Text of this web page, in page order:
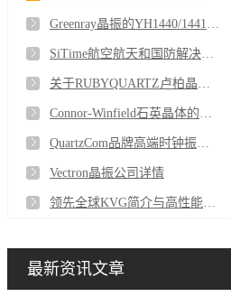
Greenray晶振的YH1440/1441系列OCXO有着举足轻重的作用
SiTime航空航天和国防解决方案SiT1576AI-J1-25-0512.288000Q
关于RUBYQUARTZ卢柏晶振公司介绍
Connor-Winfield石英晶体的老化特性
QuartzCom品牌高端时钟振荡器的应用
Vectron晶振公司详情
领先全球KVG简介与高性能石英晶体振荡器
最新资讯文章